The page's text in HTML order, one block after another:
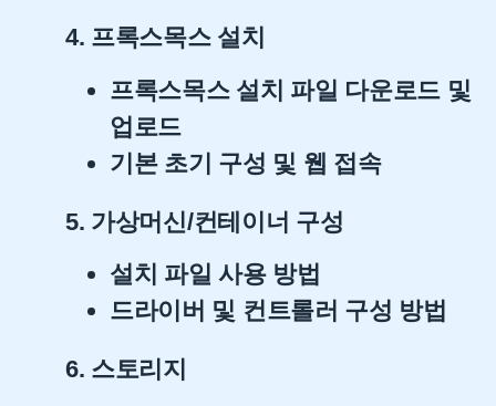
4. 프록스목스 설치
프록스목스 설치 파일 다운로드 및
업로드
기본 초기 구성 및 웹 접속
5. 가상머신/컨테이너 구성
설치 파일 사용 방법
드라이버 및 컨트롤러 구성 방법
6. 스토리지